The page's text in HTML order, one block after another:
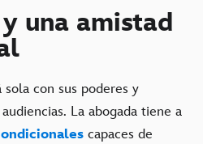
una amistad
con sus poderes y
La abogada tiene a
capaces de